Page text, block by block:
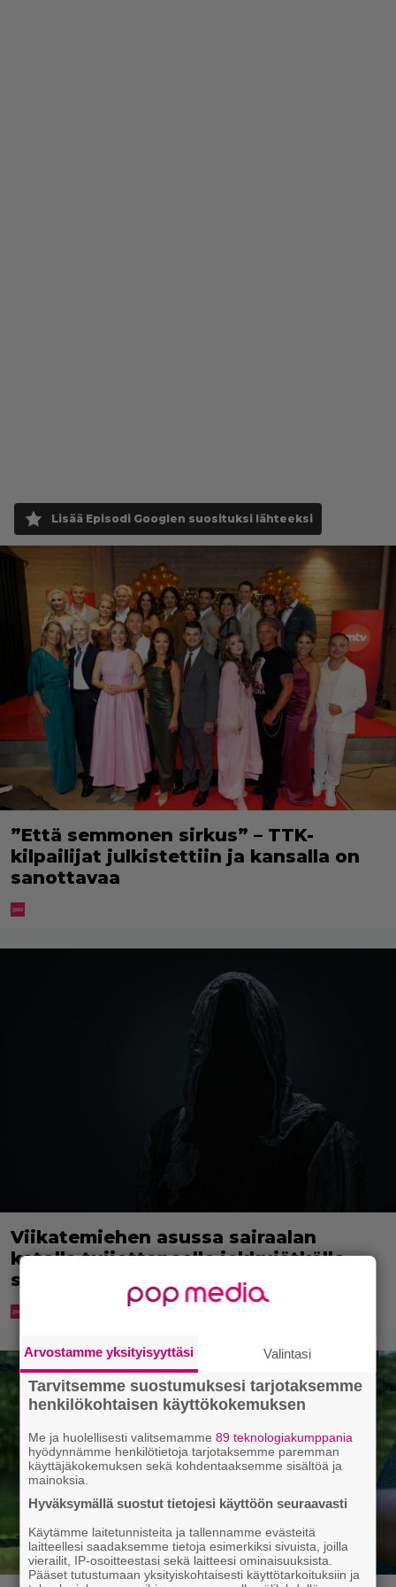
Lisää Episodi Googlen suosituksi lähteeksi
”Että semmonen sirkus” – TTK-
kilpailijat julkistettiin ja kansalla on
sanottavaa
Viikatemiehen asussa sairaalan
katolla tuijottaneelle jekkujätkälle
saapui noutaja
Arvostamme yksityisyyttäsi Valintasi
Tarvitsemme suostumuksesi tarjotaksemme
henkilökohtaisen käyttökokemuksen
Me ja huolellisesti valitsemamme89 teknologiakumppania
hyödynnämme henkilötietoja tarjotaksemme paremman
käyttäjäkokemuksen sekä kohdentaaksemme sisältöä ja
mainoksia.
Hyväksymällä suostut tietojesi käyttöön seuraavasti
Käytämme laitetunnisteita ja tallennamme evästeitä
laitteellesi saadaksemme tietoja esimerkiksi sivuista, joilla
vierailit, IP-osoitteestasi sekä laitteesi ominaisuuksista.
Pääset tutustumaan yksityiskohtaisesti käyttötarkoituksiin ja